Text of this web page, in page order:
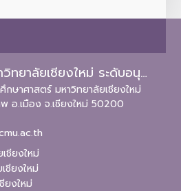
โรงเรียนสาธิตมหาวิทยาลัยเชียงใหม่ ระดับอนุบาลและประถมศึกษา
ษาศาสตร์ มหาวิทยาลัยเชียงใหม่
อ.เมือง จ.เชียงใหม่ 50200
ชียงใหม่
ชียงใหม่
ยงใหม่